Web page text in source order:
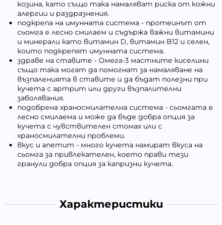
козина, като също така намаляват риска от кожни
алергии и раздразнения.
подкрепа на имунната система - протеинът от
сьомга е лесно смилаем и съдържа важни витамини
и минерали като витамин D, витамин B12 и селен,
които подкрепят имунната система.
здраве на ставите - Омега-3 мастните киселини
също така могат да помогнат за намаляване на
възпаленията в ставите и да бъдат полезни при
кучета с артрит или други възпалителни
заболявания.
подобрена храносмилателна система - сьомгата е
лесно смилаема и може да бъде добра опция за
кучета с чувствителен стомах или с
храносмилателни проблеми.
вкус и апетит - много кучета намират вкуса на
сьомга за привлекателен, което прави тези
гранули добра опция за капризни кучета.
Характеристики